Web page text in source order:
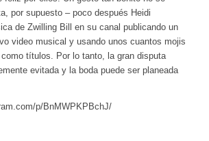
por supuesto – poco después Heidi
de Zwilling Bill en su canal publicando un
video musical y usando unos cuantos mojis
títulos. Por lo tanto, la gran disputa
evitada y la boda puede ser planeada
p/BnMWPKPBchJ/